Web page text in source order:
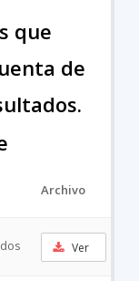
que
de
Archivo
Ver